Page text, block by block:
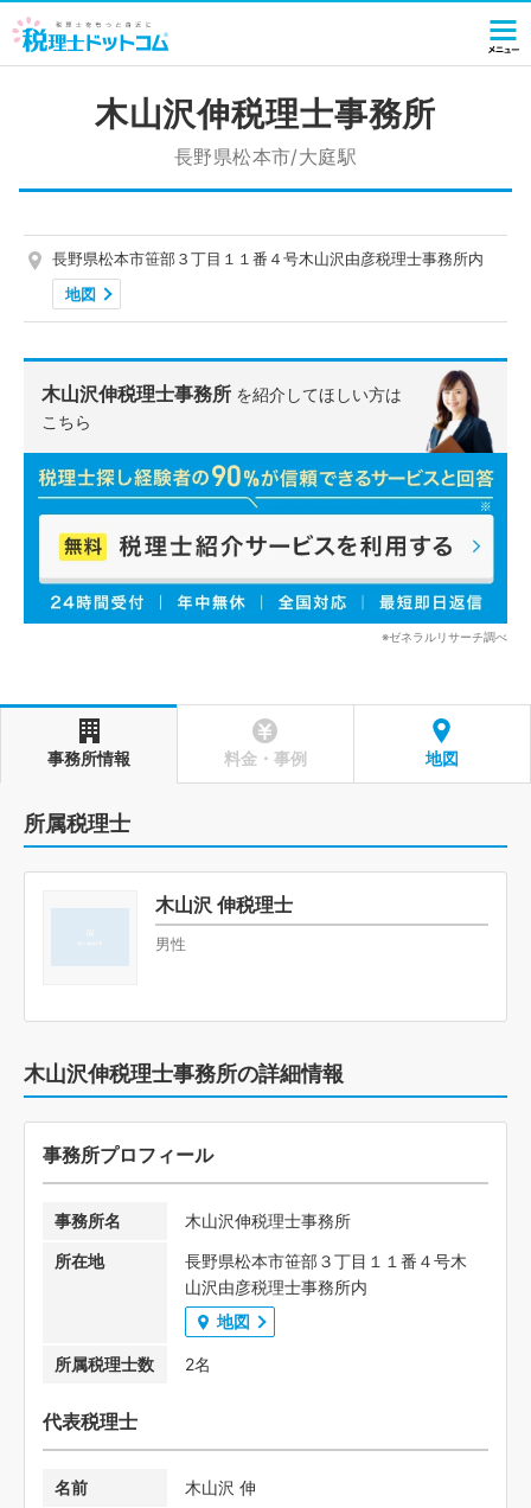
木山沢伸税理士事務所
長野県松本市/大庭駅
長野県松本市笹部３丁目１１番４号木山沢由彦税理士事務所内
地図
木山沢伸税理士事務所 を紹介してほしい方は
こちら
※ゼネラルリサーチ調べ
事務所情報 料金・事例 地図
所属税理士
木山沢 伸税理士
男性
木山沢伸税理士事務所の詳細情報
事務所プロフィール
事務所名
木山沢伸税理士事務所
所在地
長野県松本市笹部３丁目１１番４号木
山沢由彦税理士事務所内
地図
所属税理士数 2名
代表税理士
名前
木山沢 伸